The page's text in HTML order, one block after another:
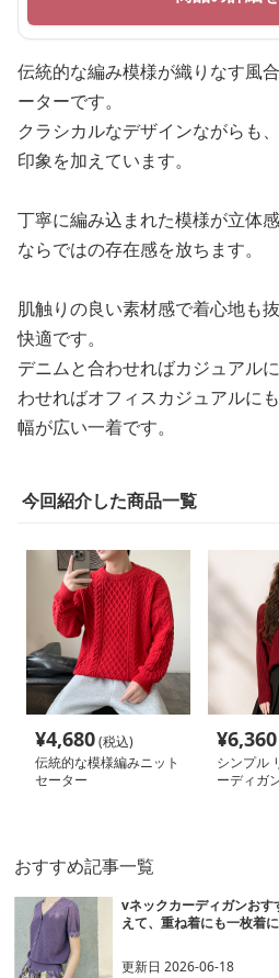
伝統的な編み模様が織りなす風
ーターです。
クラシカルなデザインながらも
印象を加えています。
丁寧に編み込まれた模様が立体
ならではの存在感を放ちます。
肌触りの良い素材感で着心地も
快適です。
デニムと合わせればカジュアル
わせればオフィスカジュアルに
幅が広い一着です。
今回紹介した商品一覧
¥4,680(税込)
伝統的な模様編みニット
セーター
¥6,360
シンプル
ーディガ
おすすめ記事一覧
vネックカーディガンお
えて、重ね着にも一枚着
更新日2026-06-18